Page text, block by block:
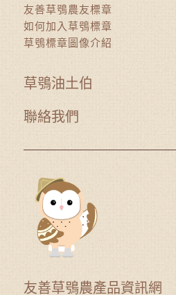
友善草鴞農友標章
如何加入草鴞標章
草鴞標章圖像介紹
草鴞油土伯
聯絡我們
友善草鴞農產品資訊網